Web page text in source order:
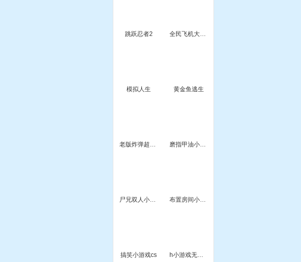
跳跃忍者2 全民飞机大战电脑版
模拟人生 黄金鱼逃生
老版炸弹超人小游戏 磨指甲油小游戏
尸兄双人小游戏 布置房间小游戏4399
搞笑小游戏cs h小游戏无尽之谜